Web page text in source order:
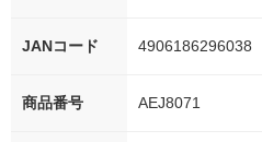
JANコード 4906186296038
商品番号 AEJ8071